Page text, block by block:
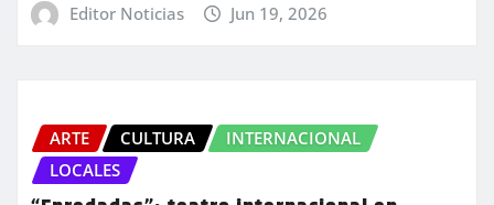
Editor Noticias Jun 19, 2026
ARTE CULTURA
INTERNACIONAL
LOCALES